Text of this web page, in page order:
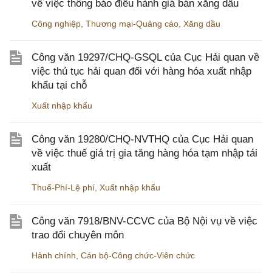
về việc thông báo điều hành giá bán xăng dầu
Công nghiệp Thương mại-Quảng cáo Xăng dầu
Công văn 19297/CHQ-GSQL của Cục Hải quan về
việc thủ tục hải quan đối với hàng hóa xuất nhập
khẩu tại chỗ
Xuất nhập khẩu
Công văn 19280/CHQ-NVTHQ của Cục Hải quan
về việc thuế giá trị gia tăng hàng hóa tạm nhập tái
xuất
Thuế-Phí-Lệ phí Xuất nhập khẩu
Công văn 7918/BNV-CCVC của Bộ Nội vụ về việc
trao đổi chuyên môn
Hành chính Cán bộ-Công chức-Viên chức